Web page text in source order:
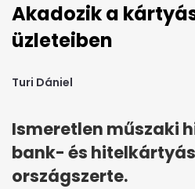
Akadozik a
üzleteiben
Turi Dániel
Ismeretlen műszaki
bank- és
országszerte.